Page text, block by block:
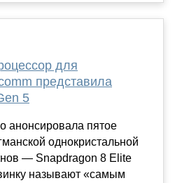
для
представила
5
анонсировала пятое
однокристальной
— Snapdragon 8 Elite
называют «самым